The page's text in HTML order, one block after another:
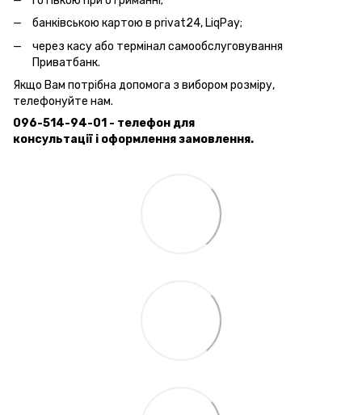
банківською картою в privat24, LiqPay;
через касу або термінал самообслуговування
Приватбанк.
Якщо Вам потрібна допомога з вибором розміру,
телефонуйте нам.
096-514-94-01 - телефон для
консультації і оформлення замовлення.